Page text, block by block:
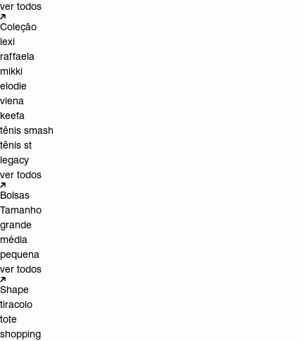
ver todos
Coleção
lexi
raffaela
mikki
elodie
viena
keefa
tênis smash
tênis st
legacy
ver todos
Bolsas
Tamanho
grande
média
pequena
ver todos
Shape
tiracolo
tote
shopping